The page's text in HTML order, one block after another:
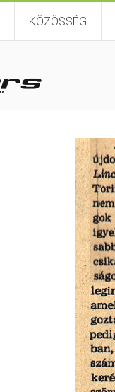
KÖZÖSSÉG